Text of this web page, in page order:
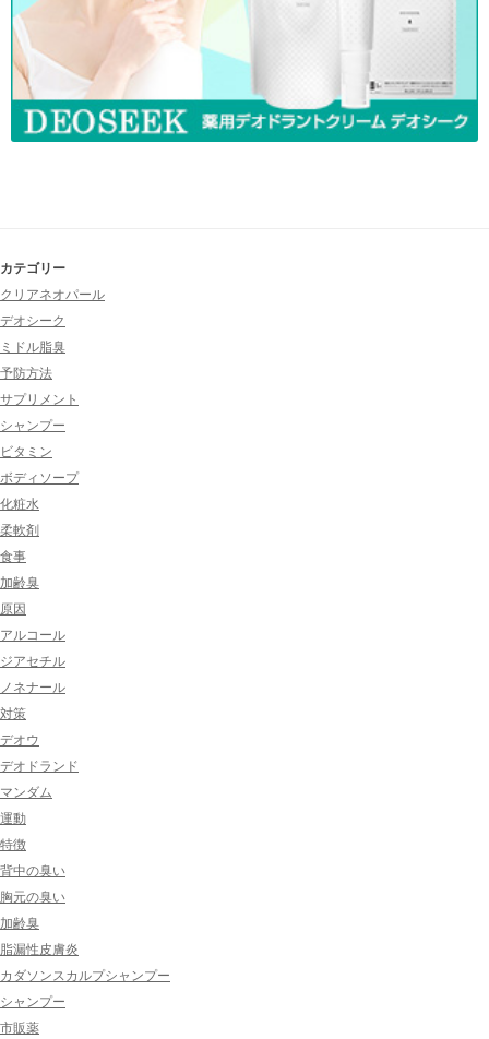
カテゴリー
クリアネオパール
デオシーク
ミドル脂臭
予防方法
サプリメント
シャンプー
ビタミン
ボディソープ
化粧水
柔軟剤
食事
加齢臭
原因
アルコール
ジアセチル
ノネナール
対策
デオウ
デオドランド
マンダム
運動
特徴
背中の臭い
胸元の臭い
加齢臭
脂漏性皮膚炎
カダソンスカルプシャンプー
シャンプー
市販薬